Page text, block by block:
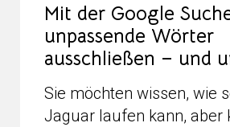
Mit der Google
unpassende Wörter
ausschließen – und
Sie möchten wissen, wie
Jaguar laufen kann, aber